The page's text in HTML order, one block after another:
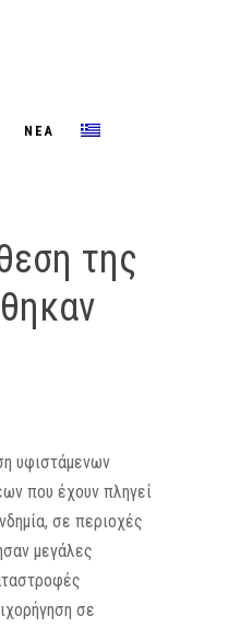
ΝΕΑ
της
υφιστάμενων
που έχουν πληγεί
σε περιοχές
μεγάλες
σε